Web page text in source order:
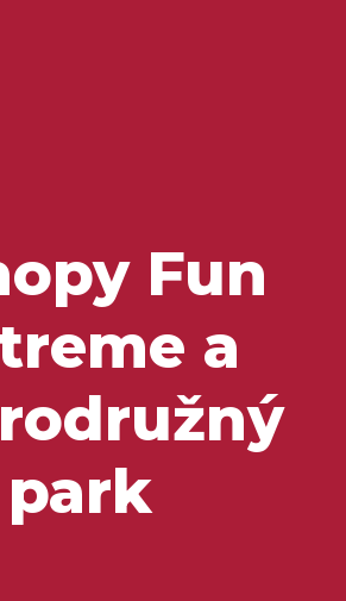
Fun
a
park